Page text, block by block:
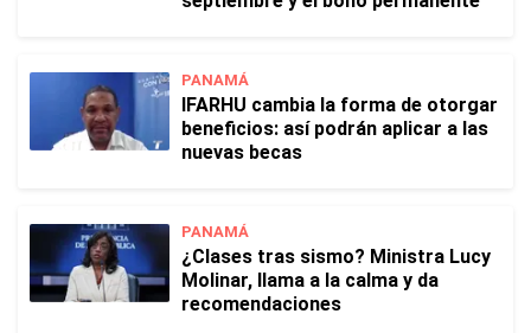
PANAMÁ
IFARHU cambia la forma de otorgar
beneficios: así podrán aplicar a las
nuevas becas
PANAMÁ
¿Clases tras sismo? Ministra Lucy
Molinar, llama a la calma y da
recomendaciones